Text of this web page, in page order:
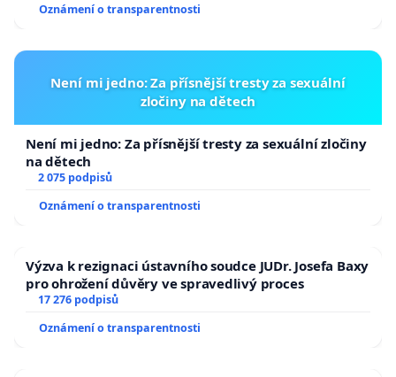
Oznámení o transparentnosti
Není mi jedno: Za přísnější tresty za sexuální
zločiny na dětech
Není mi jedno: Za přísnější tresty za sexuální zločiny
na dětech
2 075 podpisů
Oznámení o transparentnosti
Výzva k rezignaci ústavního soudce JUDr. Josefa Baxy
pro ohrožení důvěry ve spravedlivý proces
17 276 podpisů
Oznámení o transparentnosti